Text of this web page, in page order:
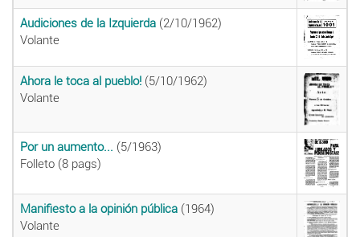
Audiciones de la Izquierda (2/10/1962)
Volante
Ahora le toca al pueblo! (5/10/1962)
Volante
Por un aumento... (5/1963)
Folleto (8 pags)
Manifiesto a la opinión pública (1964)
Volante